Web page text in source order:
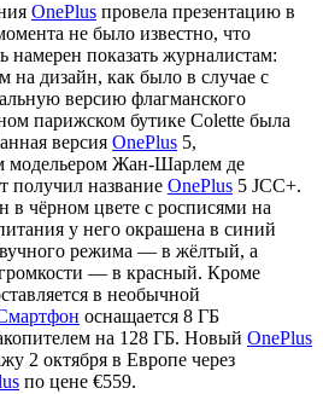
OnePlus провела презентацию в
не было известно, что
намерен показать журналистам:
на дизайн, как было в случае с
версию флагманского
парижском бутике Colette была
версия OnePlus 5,
модельером Жан-Шарлем де
получил название OnePlus 5 JCC+.
в чёрном цвете с росписями на
у него окрашена в синий
режима — в жёлтый, а
громкости — в красный. Кроме
в необычной
оснащается 8 ГБ
на 128 ГБ. Новый OnePlus
2 октября в Европе через
по цене €559.